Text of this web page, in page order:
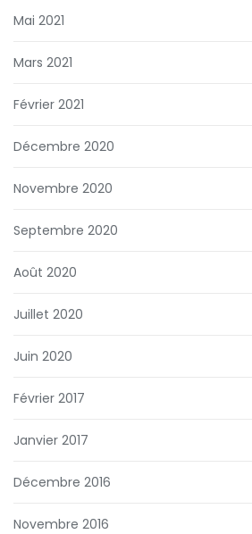
Mai 2021
Mars 2021
Février 2021
Décembre 2020
Novembre 2020
Septembre 2020
Août 2020
Juillet 2020
Juin 2020
Février 2017
Janvier 2017
Décembre 2016
Novembre 2016